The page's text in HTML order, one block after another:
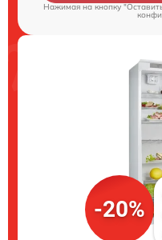
Нажимая на кнопку
-20%